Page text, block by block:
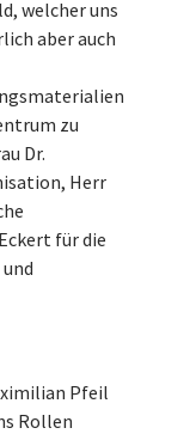
welcher uns
aber auch
zu
Dr.
Herr
für die
Pfeil
Rollen